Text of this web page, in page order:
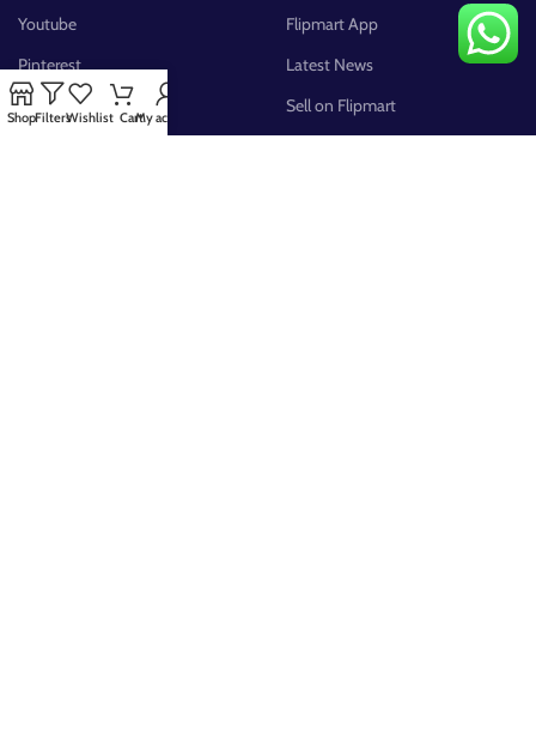
Youtube
Pinterest
FB Group
Flipmart App
Latest News
Sell on Flipmart
ShopFiltersWishlist CartMy account